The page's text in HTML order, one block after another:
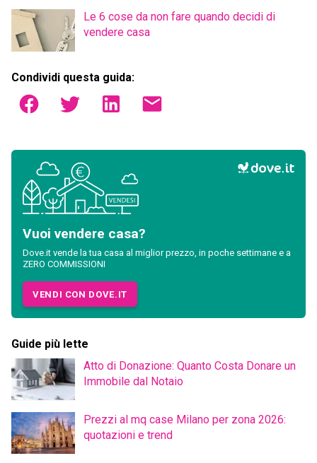
Le 6 cose da non fare quando decidi di
vendere casa
Condividi questa guida:
Vuoi vendere casa?
Dove.it vende la tua casa al miglior prezzo, in poche settimane e a
ZERO COMMISSIONI
VENDI CON DOVE.IT
Guide più lette
Atto di Donazione: Quanto Costa Donare un
Immobile dal Notaio
Prezzi al mq case Milano per zona 2026:
quotazioni e trend